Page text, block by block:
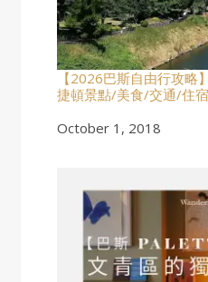
【2026巴斯自由行攻
捷頓景點/美食/交通/住
Date
October 1, 2018